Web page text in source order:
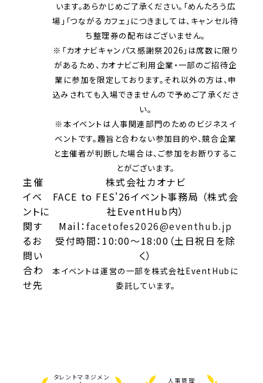
います。あらかじめご了承ください。「めんたろう広
場」「つながるカフェ」につきましては、キャンセル待
ち整理券の配布はございません。
※「カオナビキャンパス感謝祭2026」は席数に限り
があるため、カオナビご利用企業・一部のご招待企
業に参加を限定しております。それ以外の方は、申
込みされても入場できませんので予めご了承くださ
い。
※本イベントは人事関連部門のためのビジネスイ
ベントです。趣旨と合わない参加目的や、競合企業
と主催者が判断した場合は、ご参加をお断りするこ
とがございます。
主催
株式会社カオナビ
イベ
ントに
関す
るお
問い
合わ
せ先
FACE to FES'26イベント事務局 （株式会
社EventHub内）
Mail：facetofes2026@eventhub.jp
受付時間：10:00～18:00（土日祝日を除
く）
本イベントは運営の一部を株式会社EventHubに
委託しています。
タレントマネジメン
人事管理